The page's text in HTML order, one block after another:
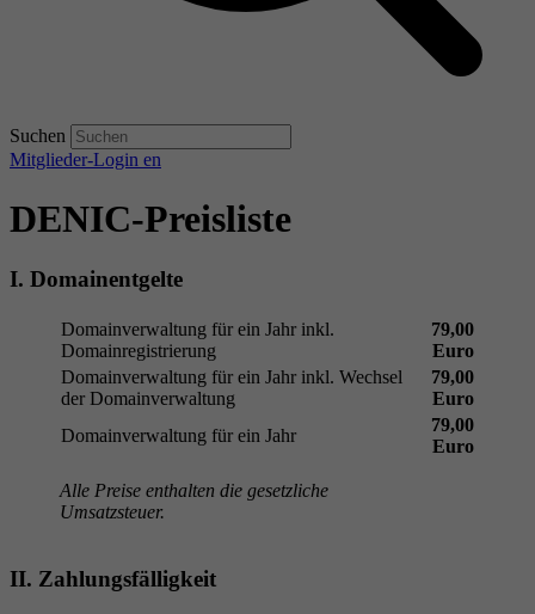
Suchen
Mitglieder-Login en
DENIC-Preisliste
I. Domainentgelte
Domainverwaltung für ein Jahr inkl.
Domainregistrierung
79,00
Euro
Domainverwaltung für ein Jahr inkl. Wechsel
der Domainverwaltung
79,00
Euro
Domainverwaltung für ein Jahr
79,00
Euro
Alle Preise enthalten die gesetzliche
Umsatzsteuer.
II. Zahlungsfälligkeit